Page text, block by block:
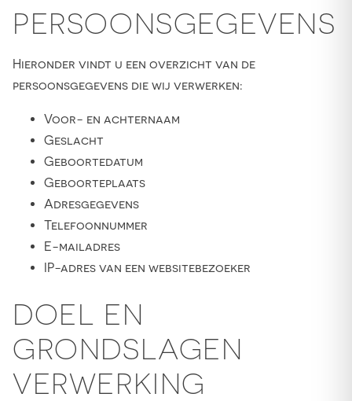
PERSOONSGEGEVENS
Hieronder vindt u een overzicht van de
persoonsgegevens die wij verwerken:
Voor- en achternaam
Geslacht
Geboortedatum
Geboorteplaats
Adresgegevens
Telefoonnummer
E-mailadres
IP-adres van een websitebezoeker
DOEL EN
GRONDSLAGEN
VERWERKING